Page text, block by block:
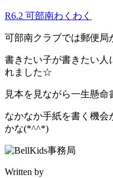
R6.2 可部南わくわく
可部南クラブでは郵便
書きたい子が書きたい人
れました☆
見本を見ながら一生懸
なかなか手紙を書く機会
かな(*^^*)
Written by